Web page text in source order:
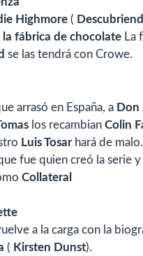
Highmore (
la fábrica de chocolate La
se las tendrá con Crowe.
arrasó en España, a Don
los recambian Colin
Luis Tosarhará de
fue quien creó la serie
Collateral
a la carga con la
( Kirsten Dunst).